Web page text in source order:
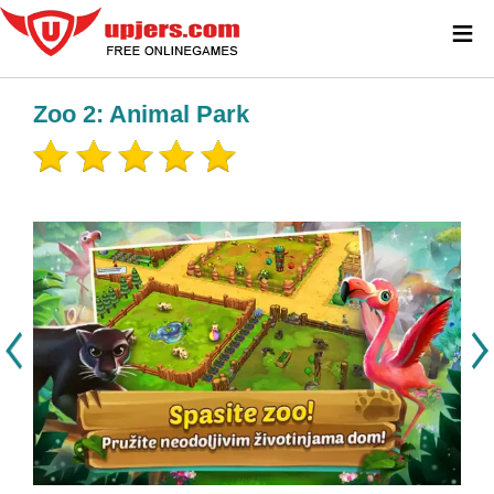
Zoo 2: Animal Park
≡